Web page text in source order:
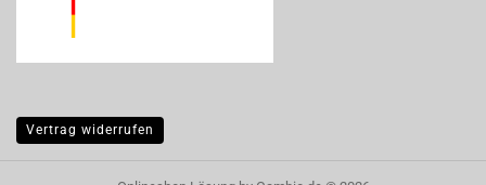
Vertrag widerrufen